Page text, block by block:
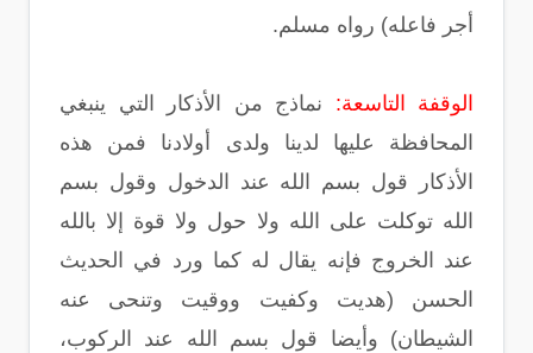
أجر فاعله) رواه مسلم.
الوقفة التاسعة: نماذج من الأذكار التي ينبغي
المحافظة عليها لدينا ولدى أولادنا فمن هذه
الأذكار قول بسم الله عند الدخول وقول بسم
الله توكلت على الله ولا حول ولا قوة إلا بالله
عند الخروج فإنه يقال له كما ورد في الحديث
الحسن (هديت وكفيت ووقيت وتنحى عنه
الشيطان) وأيضا قول بسم الله عند الركوب،